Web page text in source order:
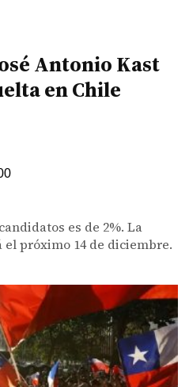
Antonio Kast
en Chile
es de 2%. La
próximo 14 de diciembre.